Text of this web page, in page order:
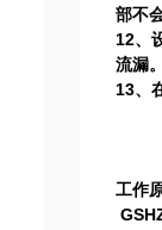
部不
12、
流漏
13、
工作